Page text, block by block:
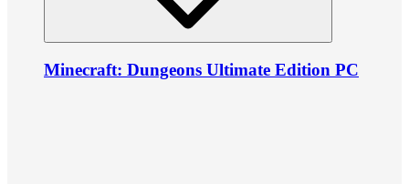
Minecraft: Dungeons Ultimate Edition PC